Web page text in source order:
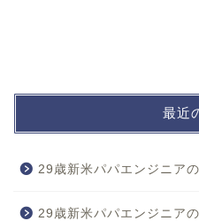
最近
29歳新米パパエンジニア
29歳新米パパエンジニア